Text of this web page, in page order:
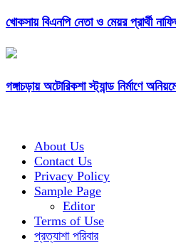
খোকসায় বিএনপি নেতা ও মেয়র প্রার্থী
গঙ্গাচড়ায় অটোরিকশা স্ট্যান্ড নির্মাণে
About Us
Contact Us
Privacy Policy
Sample Page
Editor
Terms of Use
প্রত্যাশা পরিবার